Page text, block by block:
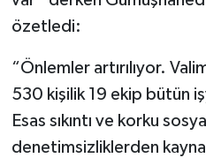
özetledi:
“Önlemler artırılıyor.
530 kişilik 19 ekip bütün
Esas sıkıntı ve korku
denetimsizliklerden